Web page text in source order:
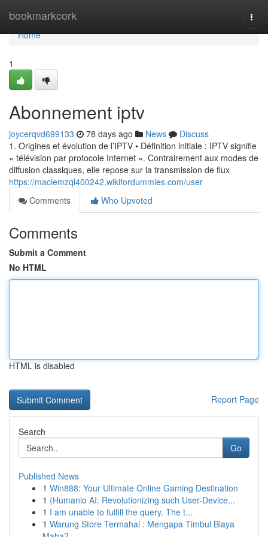
bookmarkcork
Home
Home
1
Abonnement iptv
joycerqvd699133 78 days ago News
Discuss
1. Origines et évolution de l’IPTV • Définition initiale : IPTV signifie
« télévision par protocole Internet ». Contrairement aux modes de
diffusion classiques, elle repose sur la transmission de flux
https://maciemzql400242.wikifordummies.com/user
Comments
Who Upvoted
Comments
Submit a Comment
No HTML
HTML is disabled
Report Page
Search
Go
Published News
1 Win888: Your Ultimate Online Gaming Destination
1 {Humanio AI: Revolutionizing such User-Device...
1 I am unable to fulfill the query. The t...
1 Warung Store Termahal : Mengapa Timbul Biaya